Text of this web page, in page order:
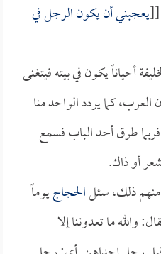
[[يعجبني أن يكون الرجل في
أحياناً يكون في بيته فيتغنى
كما يردد الواحد منا
فربما طرق أحد الباب فسمع
أو ذاك.
منهم ذلك، سئلالحجاجيوماً
والله ما تعدوننا إلا